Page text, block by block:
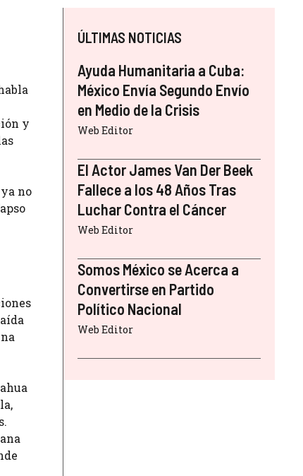
y
no
ÚLTIMAS NOTICIAS
Ayuda Humanitaria a Cuba:
México Envía Segundo Envío
en Medio de la Crisis
Web Editor
El Actor James Van Der Beek
Fallece a los 48 Años Tras
Luchar Contra el Cáncer
Web Editor
Somos México se Acerca a
Convertirse en Partido
Político Nacional
Web Editor